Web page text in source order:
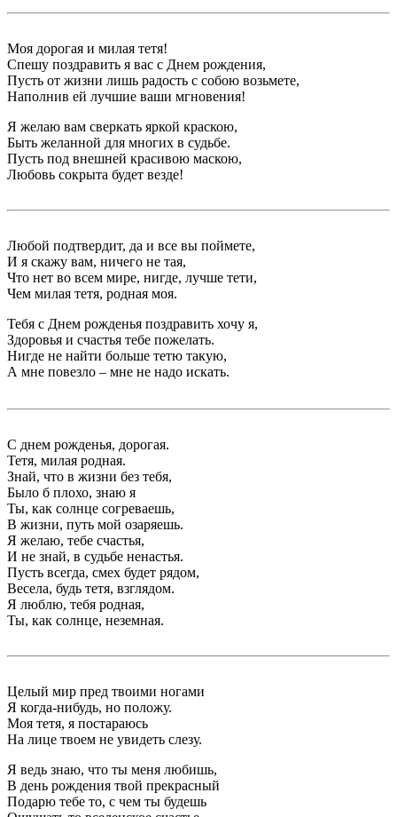
Моя дорогая и милая тетя!
Спешу поздравить я вас с Днем рождения,
Пусть от жизни лишь радость с собою возьмете,
Наполнив ей лучшие ваши мгновения!
Я желаю вам сверкать яркой краскою,
Быть желанной для многих в судьбе.
Пусть под внешней красивою маскою,
Любовь сокрыта будет везде!
Любой подтвердит, да и все вы поймете,
И я скажу вам, ничего не тая,
Что нет во всем мире, нигде, лучше тети,
Чем милая тетя, родная моя.
Тебя с Днем рожденья поздравить хочу я,
Здоровья и счастья тебе пожелать.
Нигде не найти больше тетю такую,
А мне повезло – мне не надо искать.
С днем рожденья, дорогая.
Тетя, милая родная.
Знай, что в жизни без тебя,
Было б плохо, знаю я
Ты, как солнце согреваешь,
В жизни, путь мой озаряешь.
Я желаю, тебе счастья,
И не знай, в судьбе ненастья.
Пусть всегда, смех будет рядом,
Весела, будь тетя, взглядом.
Я люблю, тебя родная,
Ты, как солнце, неземная.
Целый мир пред твоими ногами
Я когда-нибудь, но положу.
Моя тетя, я постараюсь
На лице твоем не увидеть слезу.
Я ведь знаю, что ты меня любишь,
В день рождения твой прекрасный
Подарю тебе то, с чем ты будешь